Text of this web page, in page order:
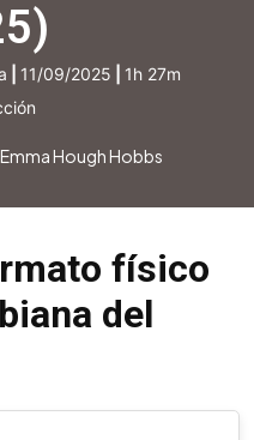
11/09/2025
1h 27m
Hough Hobbs
físico
del